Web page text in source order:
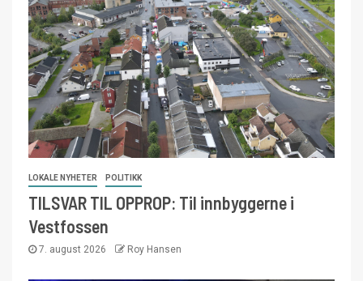
LOKALE NYHETER POLITIKK
TILSVAR TIL OPPROP: Til innbyggerne i
Vestfossen
7. august 2026 Roy Hansen